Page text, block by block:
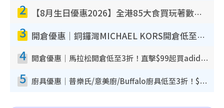
2 【8月生日優惠2026】全港85大食買玩著數攻略 自助餐/火鍋放題同行免費＋誠品/DONKI送現金券
3 開倉優惠｜銅鑼灣MICHAEL KORS開倉低至17折！直擊$500起買手袋/銀包/鞋款 必買經典Jet Set系列
4 開倉優惠｜馬拉松開倉低至3折！直擊$99起買adidas／New Balance／Puma鞋款 STANLEY保溫杯劈價至$119起
5 廚具優惠｜普樂氏/意美廚/Buffalo廚具低至3折！$89起買煎鍋／炒鑊／個人鍋 同場小家電激減至$99起